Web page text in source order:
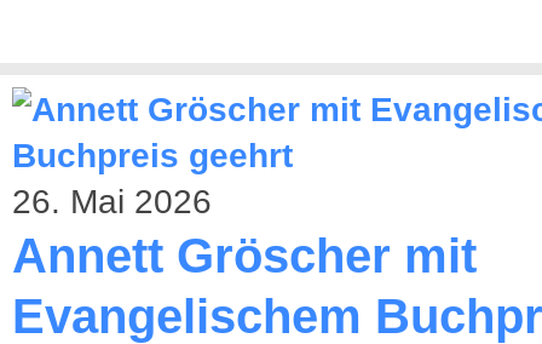
26. Mai 2026
Annett Gröscher mit
Evangelischem